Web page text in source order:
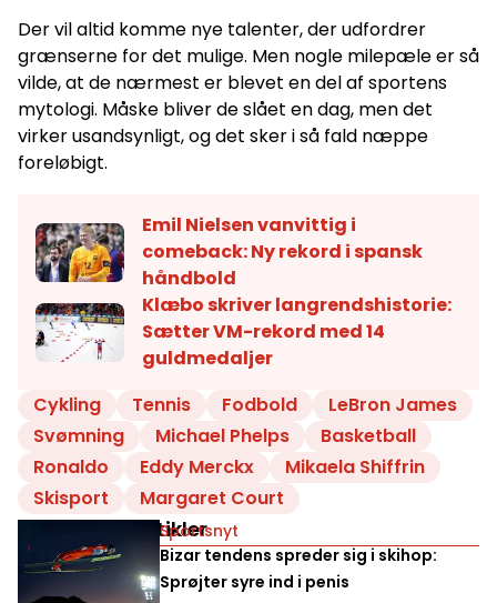
Der vil altid komme nye talenter, der udfordrer
grænserne for det mulige. Men nogle milepæle er så
vilde, at de nærmest er blevet en del af sportens
mytologi. Måske bliver de slået en dag, men det
virker usandsynligt, og det sker i så fald næppe
foreløbigt.
Emil Nielsen vanvittig i
comeback: Ny rekord i spansk
håndbold
Klæbo skriver langrendshistorie:
Sætter VM-rekord med 14
guldmedaljer
Cykling
Tennis Fodbold
LeBron James
Svømning
Michael Phelps
Basketball
Ronaldo
Eddy Merckx
Mikaela Shiffrin
Skisport
Margaret Court
Relaterede artikler
Sportsnyt
Bizar tendens spreder sig i skihop:
Sprøjter syre ind i penis